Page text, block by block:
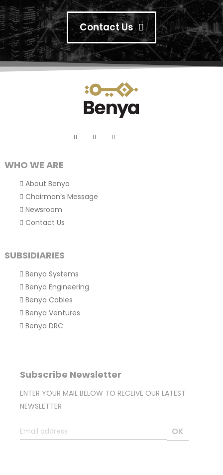
Contact Us
WHO WE ARE
About Benya
Chairman’s Message
Newsroom
Contact Us
SUBSIDIARIES
Benya Systems
Benya Engineering
Benya Cables
Benya Ventures
Benya DRC
Subscribe Newsletter
ENTER YOUR MAIL BELOW TO RECEIVE OUR LATEST
NEWSLETTER